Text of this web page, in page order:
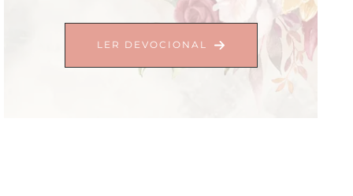
LER DEVOCIONAL